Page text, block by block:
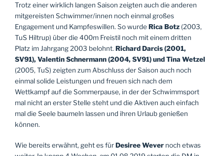
Trotz einer wirklich langen Saison zeigten auch die anderen
mitgereisten Schwimmer/innen noch einmal großes
Engagement und Kampfeswillen. So wurdeRica Botz (2003,
TuS Hiltrup) über die 400m Freistil noch mit einem dritten
Platz im Jahrgang 2003 belohnt. Richard Darcis (2001,
SV91), Valentin Schnermann (2004, SV91) und Tina Wetzel
(2005, TuS) zeigten zum Abschluss der Saison auch noch
einmal solide Leistungen und freuen sich nach dem
Wettkampf auf die Sommerpause, in der der Schwimmsport
mal nicht an erster Stelle steht und die Aktiven auch einfach
mal die Seele baumeln lassen und ihren Urlaub genießen
können.
Wie bereits erwähnt, geht es fürDesiree Wever noch etwas